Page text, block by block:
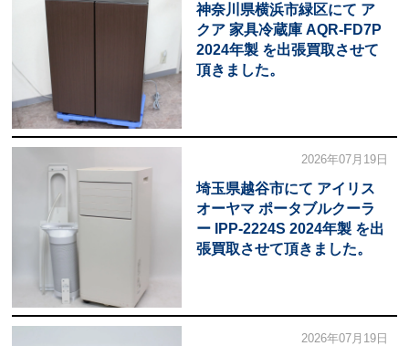
神奈川県横浜市緑区にて ア
クア 家具冷蔵庫 AQR-FD7P
2024年製 を出張買取させて
頂きました。
2026年07月19日
埼玉県越谷市にて アイリス
オーヤマ ポータブルクーラ
ー IPP-2224S 2024年製 を出
張買取させて頂きました。
2026年07月19日